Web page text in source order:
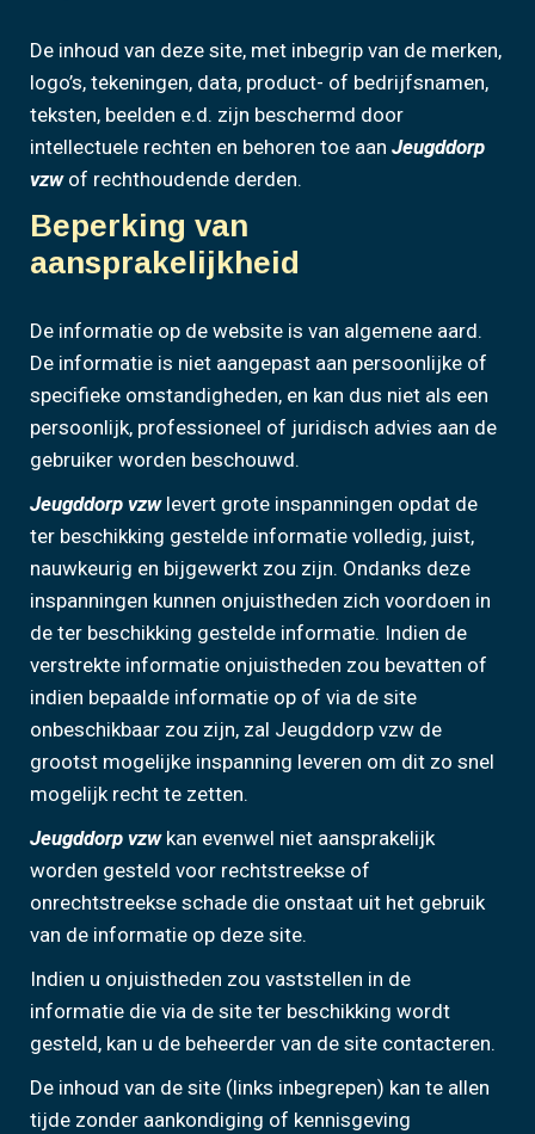
De inhoud van deze site, met inbegrip van de merken,
logo’s, tekeningen, data, product- of bedrijfsnamen,
teksten, beelden e.d. zijn beschermd door
intellectuele rechten en behoren toe aan Jeugddorp
vzwof rechthoudende derden.
Beperking van
aansprakelijkheid
De informatie op de website is van algemene aard.
De informatie is niet aangepast aan persoonlijke of
specifieke omstandigheden, en kan dus niet als een
persoonlijk, professioneel of juridisch advies aan de
gebruiker worden beschouwd.
Jeugddorp vzwlevert grote inspanningen opdat de
ter beschikking gestelde informatie volledig, juist,
nauwkeurig en bijgewerkt zou zijn. Ondanks deze
inspanningen kunnen onjuistheden zich voordoen in
de ter beschikking gestelde informatie. Indien de
verstrekte informatie onjuistheden zou bevatten of
indien bepaalde informatie op of via de site
onbeschikbaar zou zijn, zal Jeugddorp vzw de
grootst mogelijke inspanning leveren om dit zo snel
mogelijk recht te zetten.
Jeugddorp vzwkan evenwel niet aansprakelijk
worden gesteld voor rechtstreekse of
onrechtstreekse schade die onstaat uit het gebruik
van de informatie op deze site.
Indien u onjuistheden zou vaststellen in de
informatie die via de site ter beschikking wordt
gesteld, kan u de beheerder van de site contacteren.
De inhoud van de site (links inbegrepen) kan te allen
tijde zonder aankondiging of kennisgeving